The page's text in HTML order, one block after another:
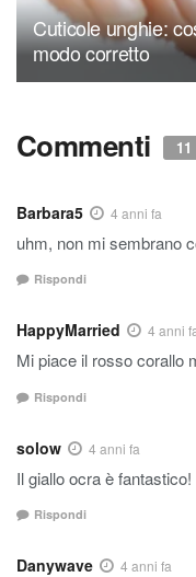
Cuticole unghie:
modo corretto
Commenti 11
Barbara5 4 anni fa
uhm, non mi sembrano
Rispondi
HappyMarried 4 anni
Mi piace il rosso corallo
Rispondi
solow 4 anni fa
Il giallo ocra è fantastico!
Rispondi
Danywave 4 anni fa